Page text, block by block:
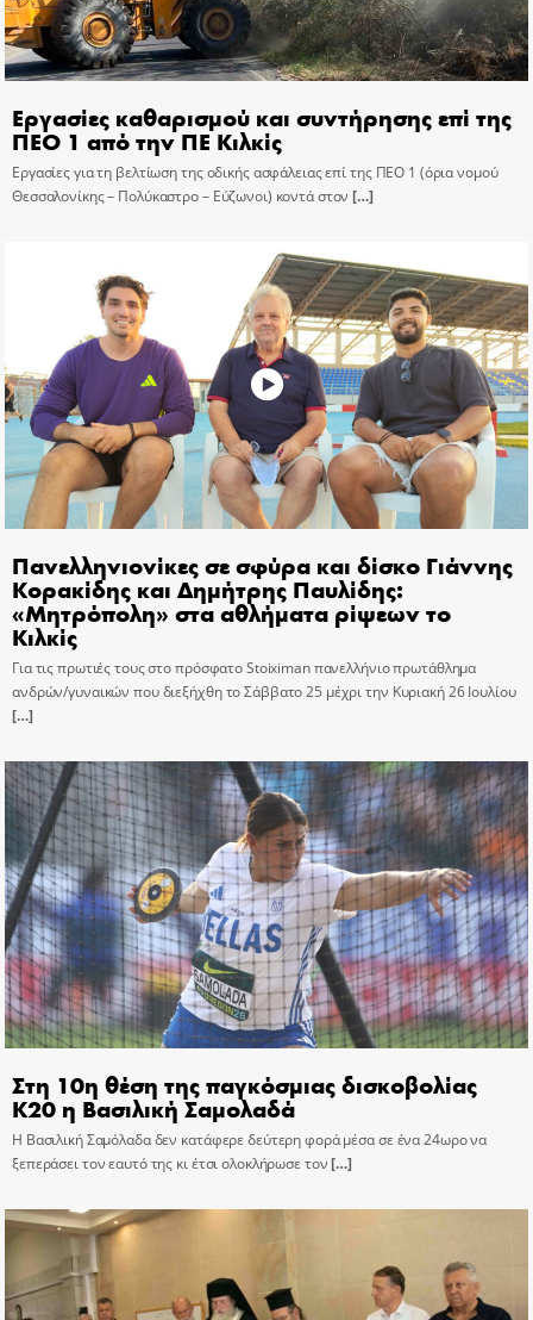
Εργασίες καθαρισμού και συντήρησης επί της
ΠΕΟ 1 από την ΠΕ Κιλκίς
Εργασίες για τη βελτίωση της οδικής ασφάλειας επί της ΠΕΟ 1 (όρια νομού
Θεσσαλονίκης – Πολύκαστρο – Εύζωνοι) κοντά στον […]
Πανελληνιονίκες σε σφύρα και δίσκο Γιάννης
Κορακίδης και Δημήτρης Παυλίδης:
«Μητρόπολη» στα αθλήματα ρίψεων το
Κιλκίς
Για τις πρωτιές τους στο πρόσφατο Stoiximan πανελλήνιο πρωτάθλημα
ανδρών/γυναικών που διεξήχθη το Σάββατο 25 μέχρι την Κυριακή 26 Ιουλίου
[…]
Στη 10η θέση της παγκόσμιας δισκοβολίας
Κ20 η Βασιλική Σαμολαδά
Η Βασιλική Σαμόλαδα δεν κατάφερε δεύτερη φορά μέσα σε ένα 24ωρο να
ξεπεράσει τον εαυτό της κι έτσι ολοκλήρωσε τον[…]